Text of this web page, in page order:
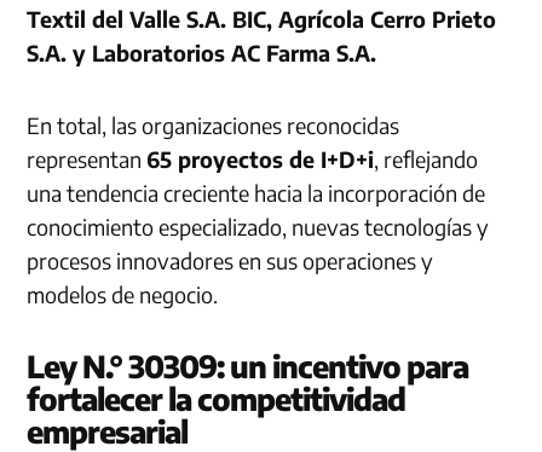
Textil del Valle S.A. BIC, Agrícola Cerro Prieto
S.A. y Laboratorios AC Farma S.A.
En total, las organizaciones reconocidas
representan 65 proyectos de I+D+i, reflejando
una tendencia creciente hacia la incorporación de
conocimiento especializado, nuevas tecnologías y
procesos innovadores en sus operaciones y
modelos de negocio.
Ley N.° 30309: un incentivo para
fortalecer la competitividad
empresarial